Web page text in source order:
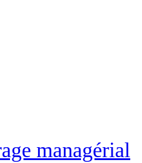
managérial